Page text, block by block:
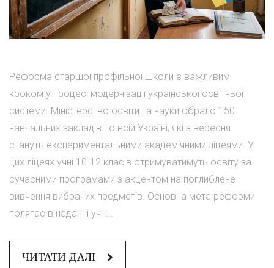
Реформа старшої профільної школи є важливим
кроком у процесі модернізації української освітньої
системи. Міністерство освіти та науки обрало 150
навчальних закладів по всій Україні, які з вересня
стануть експериментальними академічними ліцеями. У
цих ліцеях учні 10-12 класів отримуватимуть освіту за
сучасними програмами з акцентом на поглиблене
вивчення вибраних предметів. Основна мета реформи
полягає в наданні учн...
ЧИТАТИ ДАЛІ